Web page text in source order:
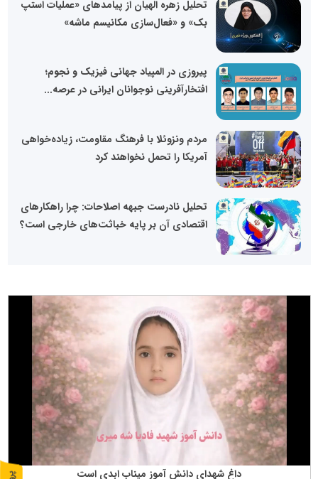
تحلیل زهره الهیان از پیامدهای «عملیات استپ
بک» و «فعال‌سازی مکانیسم ماشه»
پیروزی در المپیاد جهانی فیزیک و نجوم؛
افتخارآفرینی نوجوانان ایرانی در عرصه...
مردم ونزوئلا با فرهنگ مقاومت، زیاده‌خواهی
آمریکا را تحمل نخواهند کرد
تحلیل نادرست جبهه اصلاحات: چرا راهکارهای
اقتصادی آن بر پایه خباثت‌های خارجی است؟
داغ شهدای دانش آموز میناب ابدی است